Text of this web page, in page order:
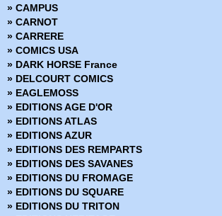
» CAMPUS
» CARNOT
» CARRERE
» COMICS USA
» DARK HORSE France
» DELCOURT COMICS
» EAGLEMOSS
» EDITIONS AGE D'OR
» EDITIONS ATLAS
» EDITIONS AZUR
» EDITIONS DES REMPARTS
» EDITIONS DES SAVANES
» EDITIONS DU FROMAGE
» EDITIONS DU SQUARE
» EDITIONS DU TRITON